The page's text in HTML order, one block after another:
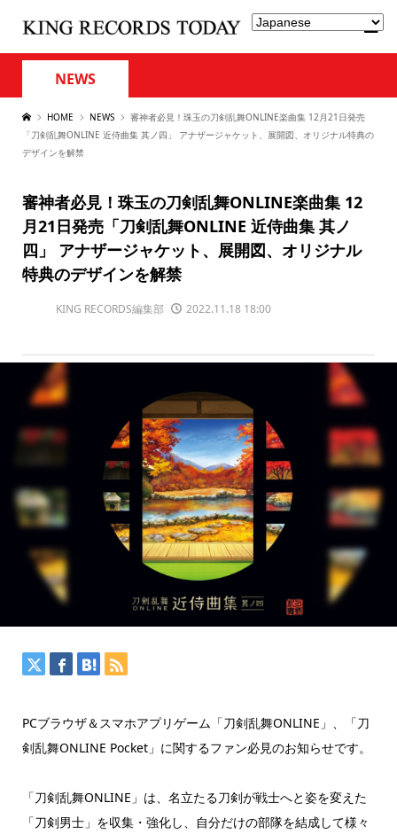
NEWS
HOME NEWS
審神者必見！珠玉の刀剣乱舞ONLINE楽曲集 12月21日発売
「刀剣乱舞ONLINE 近侍曲集 其ノ四」 アナザージャケット、展開図、オリジナル特典の
デザインを解禁
審神者必見！珠玉の刀剣乱舞ONLINE楽曲集 12
月21日発売「刀剣乱舞ONLINE 近侍曲集 其ノ
四」 アナザージャケット、展開図、オリジナル
特典のデザインを解禁
KING RECORDS編集部 2022.11.18 18:00
PCブラウザ＆スマホアプリゲーム「刀剣乱舞ONLINE」、「刀
剣乱舞ONLINE Pocket」に関するファン必見のお知らせです。
「刀剣乱舞ONLINE」は、名立たる刀剣が戦士へと姿を変えた
「刀剣男士」を収集・強化し、自分だけの部隊を結成して様々